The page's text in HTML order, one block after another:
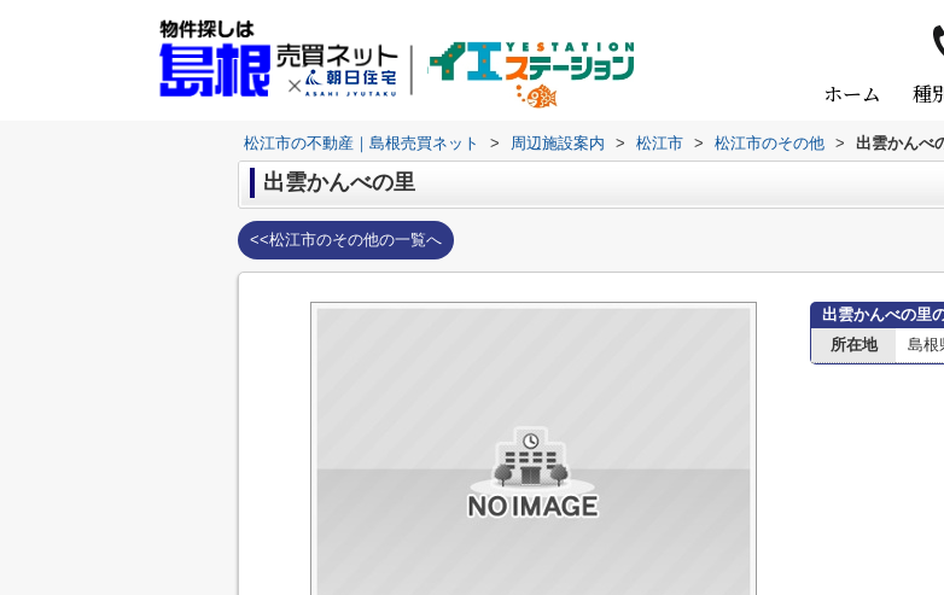
ホーム 種
松江市の不動産｜島根売買ネット > 周辺施設案内 > 松江市 > 松江市のその他 > 出雲かんべ
出雲かんべの里
<<松江市のその他の一覧へ
出雲かんべの里
所在地
島根